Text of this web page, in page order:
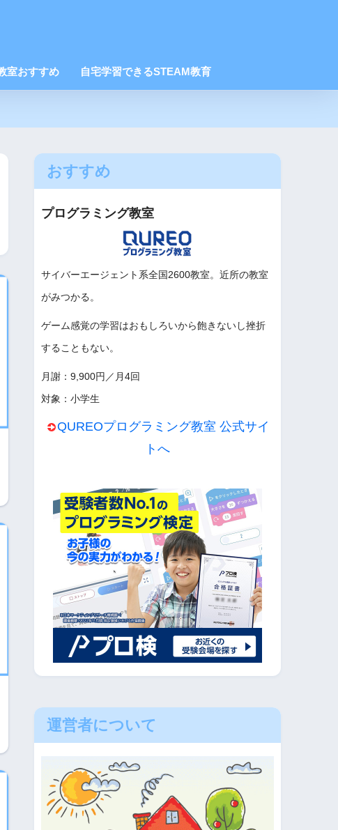
室おすすめ 自宅学習できるSTEAM教育
おすすめ
プログラミング教室
サイバーエージェント系全国2600教室。近所の教室
がみつかる。
ゲーム感覚の学習はおもしろいから飽きないし挫折
することもない。
月謝：9,900円／月4回
対象：小学生
QUREOプログラミング教室 公式サイ
トへ
運営者について